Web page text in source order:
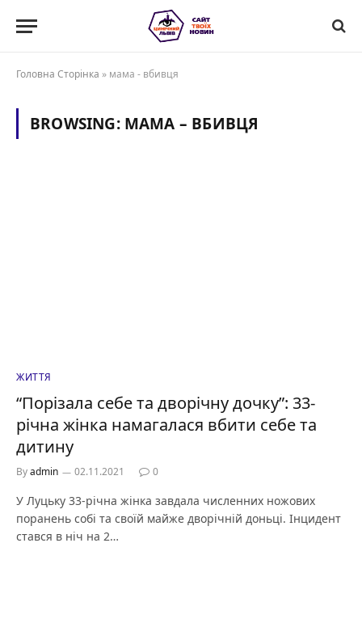
Головна Сторінка » мама - вбивця
BROWSING: МАМА – ВБИВЦЯ
ЖИТТЯ
“Порізала себе та дворічну дочку”: 33-
річна жінка намагалася вбити себе та
дитину
Byadmin 02.11.2021 0
У Луцьку 33-річна жінка завдала численних ножових
поранень собі та своїй майже дворічній доньці. Інцидент
стався в ніч на 2…